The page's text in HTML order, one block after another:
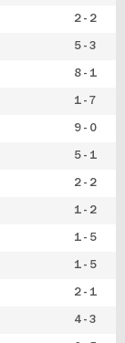
2 - 2
5 - 3
8 - 1
1 - 7
9 - 0
5 - 1
2 - 2
1 - 2
1 - 5
1 - 5
2 - 1
4 - 3